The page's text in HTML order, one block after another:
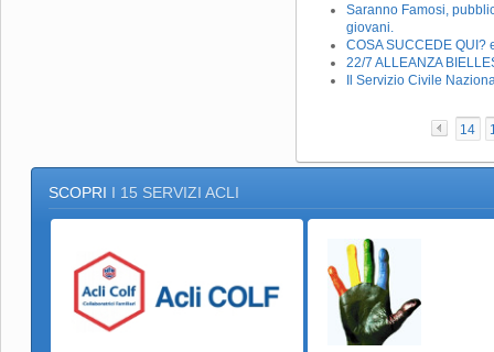
Saranno Famosi,
giovani.
COSA SUCCEDE QUI?
22/7 ALLEANZA
Il Servizio Civile
14
SCOPRI I 15 SERVIZI ACLI